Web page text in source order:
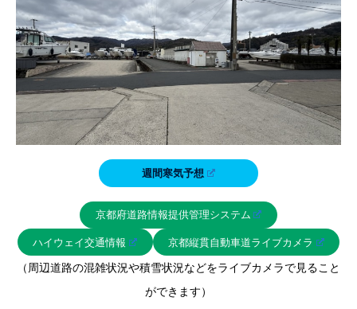
週間寒気予想
京都府道路情報提供管理システム
ハイウェイ交通情報 京都縦貫自動車道ライブカメラ
（周辺道路の混雑状況や積雪状況などをライブカメラで見ること
ができます）